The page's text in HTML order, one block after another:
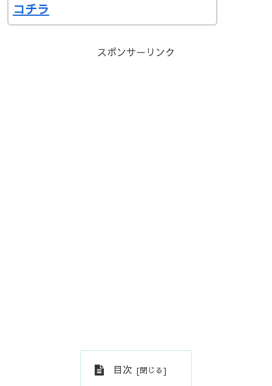
コチラ
スポンサーリンク
目次